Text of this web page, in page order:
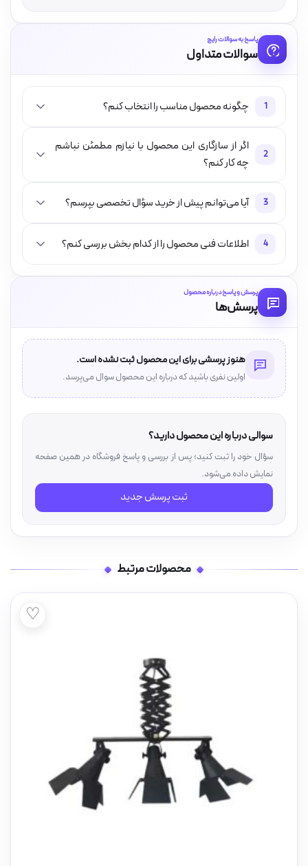
پاسخ به سوالات رایج
سوالات متداول
1 چگونه محصول مناسب را انتخاب کنم؟
2
اگر از سازگاری این محصول با نیازم مطمئن نباشم
چه کار کنم؟
3 آیا می‌توانم پیش از خرید سؤال تخصصی بپرسم؟
4 اطلاعات فنی محصول را از کدام بخش بررسی کنم؟
پرسش و پاسخ درباره محصول
پرسش‌ها
هنوز پرسشی برای این محصول ثبت نشده است.
اولین نفری باشید که درباره این محصول سوال می‌پرسد.
سوالی درباره این محصول دارید؟
سؤال خود را ثبت کنید؛ پس از بررسی و پاسخ فروشگاه در همین صفحه
نمایش داده می‌شود.
ثبت پرسش جدید
محصولات مرتبط
♡